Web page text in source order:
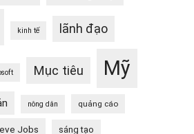
kinh tế lãnh đạo
Mục tiêu Mỹ
nông dân quảng cáo
Jobs sáng tạo